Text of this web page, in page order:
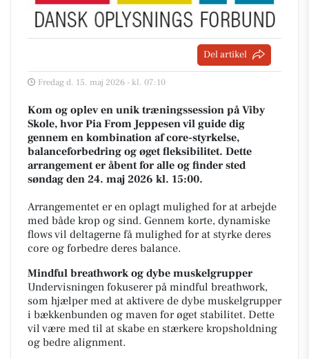
Del artikel
Fredag d. 15. maj 2026 - kl. 07:10
Kom og oplev en unik træningssession på Viby
Skole, hvor Pia From Jeppesen vil guide dig
gennem en kombination af core-styrkelse,
balanceforbedring og øget fleksibilitet. Dette
arrangement er åbent for alle og finder sted
søndag den 24. maj 2026 kl. 15:00.
Arrangementet er en oplagt mulighed for at arbejde
med både krop og sind. Gennem korte, dynamiske
flows vil deltagerne få mulighed for at styrke deres
core og forbedre deres balance.
Mindful breathwork og dybe muskelgrupper
Undervisningen fokuserer på mindful breathwork,
som hjælper med at aktivere de dybe muskelgrupper
i bækkenbunden og maven for øget stabilitet. Dette
vil være med til at skabe en stærkere kropsholdning
og bedre alignment.